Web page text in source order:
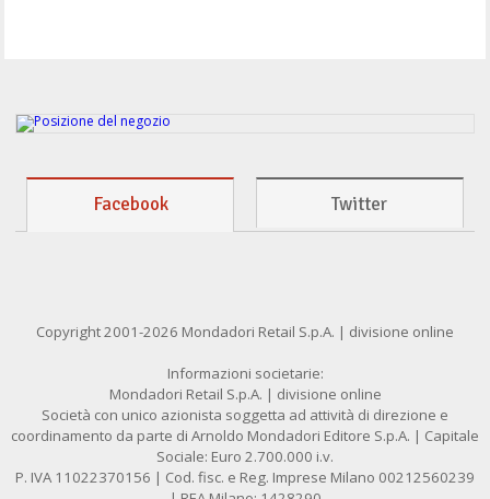
Facebook Twitter
Copyright 2001-2026 Mondadori Retail S.p.A. | divisione online
Informazioni societarie:
Mondadori Retail S.p.A. | divisione online
Società con unico azionista soggetta ad attività di direzione e
coordinamento da parte di Arnoldo Mondadori Editore S.p.A. | Capitale
Sociale: Euro 2.700.000 i.v.
P. IVA 11022370156 | Cod. fisc. e Reg. Imprese Milano 00212560239